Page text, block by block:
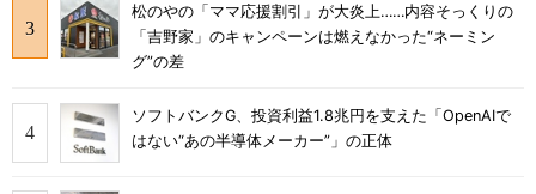
松のやの「ママ応援割引」が大炎上……内容そっくりの
「吉野家」のキャンペーンは燃えなかった“ネーミン
グ”の差
ソフトバンクG、投資利益1.8兆円を支えた「OpenAIで
はない“あの半導体メーカー”」の正体